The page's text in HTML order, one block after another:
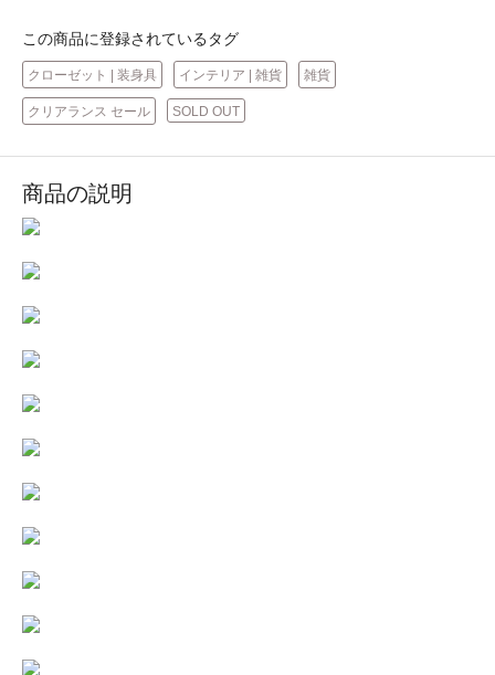
この商品に登録されているタグ
クローゼット | 装身具 インテリア | 雑貨 雑貨
クリアランス セール SOLD OUT
商品の説明